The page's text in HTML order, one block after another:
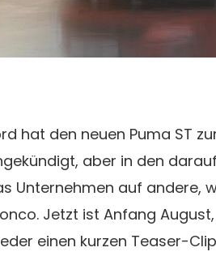
hat den neuen Puma ST
aber in den
Unternehmen auf andere,
Jetzt ist Anfang
einen kurzen Teaser-